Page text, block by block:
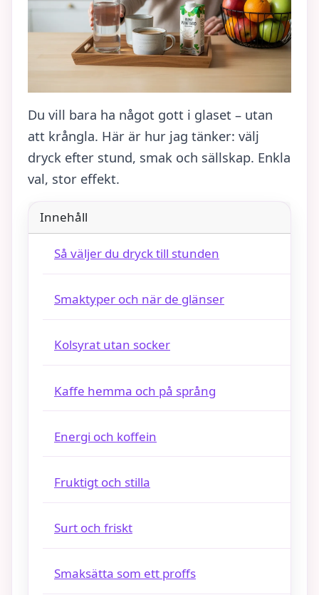
Du vill bara ha något gott i glaset – utan
att krångla. Här är hur jag tänker: välj
dryck efter stund, smak och sällskap. Enkla
val, stor effekt.
Innehåll
Så väljer du dryck till stunden
Smaktyper och när de glänser
Kolsyrat utan socker
Kaffe hemma och på språng
Energi och koffein
Fruktigt och stilla
Surt och friskt
Smaksätta som ett proffs